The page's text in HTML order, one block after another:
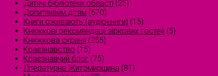
Дитячі бібліотеки області (25)
Допитливим дітям (670)
Книги оживають (аудіокниги) (15)
Книжкові рекомендації зіркових гостей (5)
Книжкова скриня (255)
Краєзнавство (15)
Краєзнавчий блог (75)
Літературна Житомирщина (81)